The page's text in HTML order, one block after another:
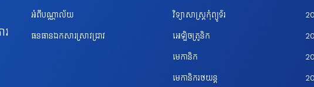
អំពីបណ្ណាល័យ
ធនធានឯកសារស្រាវជ្រាវ
វិទ្យាសាស្ត្រកុំព្យូទ័រ
អេឡិចត្រូនិក
មេកានិក
មេកានិករថយន្ត